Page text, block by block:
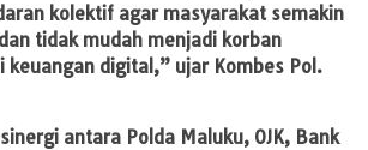
kolektif agar masyarakat semakin
tidak mudah menjadi korban
keuangan digital,” ujar Kombes Pol.
antara Polda Maluku, OJK, Bank